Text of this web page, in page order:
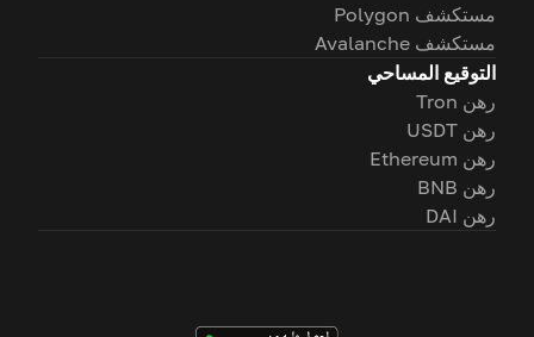
مستكشف Polygon
مستكشف Avalanche
التوقيع المساحي
رهن Tron
رهن USDT
رهن Ethereum
رهن BNB
رهن DAI